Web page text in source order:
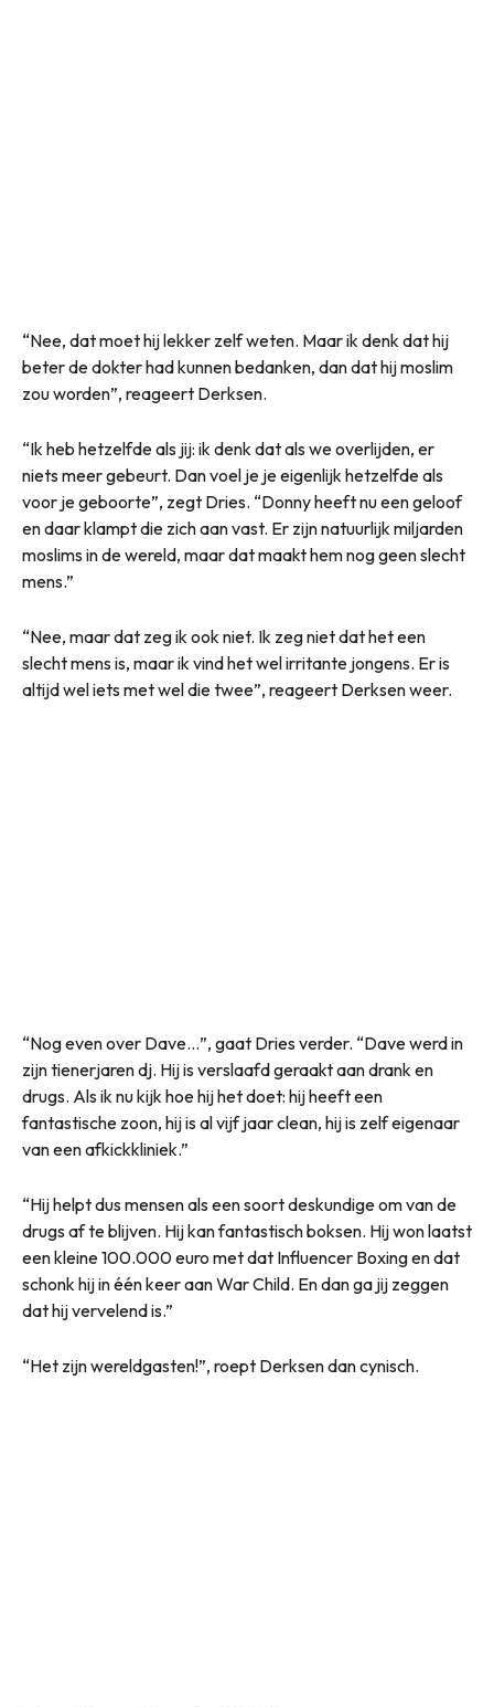
“Nee, dat moet hij lekker zelf weten. Maar ik denk dat hij
beter de dokter had kunnen bedanken, dan dat hij moslim
zou worden”, reageert Derksen.
“Ik heb hetzelfde als jij: ik denk dat als we overlijden, er
niets meer gebeurt. Dan voel je je eigenlijk hetzelfde als
voor je geboorte”, zegt Dries. “Donny heeft nu een geloof
en daar klampt die zich aan vast. Er zijn natuurlijk miljarden
moslims in de wereld, maar dat maakt hem nog geen slecht
mens.”
“Nee, maar dat zeg ik ook niet. Ik zeg niet dat het een
slecht mens is, maar ik vind het wel irritante jongens. Er is
altijd wel iets met wel die twee”, reageert Derksen weer.
“Nog even over Dave…”, gaat Dries verder. “Dave werd in
zijn tienerjaren dj. Hij is verslaafd geraakt aan drank en
drugs. Als ik nu kijk hoe hij het doet: hij heeft een
fantastische zoon, hij is al vijf jaar clean, hij is zelf eigenaar
van een afkickkliniek.”
“Hij helpt dus mensen als een soort deskundige om van de
drugs af te blijven. Hij kan fantastisch boksen. Hij won laatst
een kleine 100.000 euro met dat Influencer Boxing en dat
schonk hij in één keer aan War Child. En dan ga jij zeggen
dat hij vervelend is.”
“Het zijn wereldgasten!”, roept Derksen dan cynisch.